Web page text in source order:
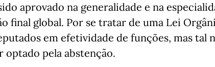
aprovado na generalidade e na
final global. Por se tratar de uma Lei
em efetividade de funções, mas tal
optado pela abstenção.